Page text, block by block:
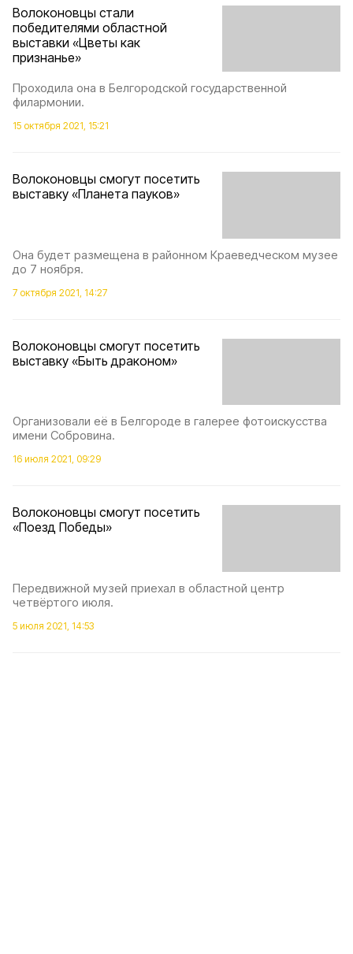
Волоконовцы стали
победителями областной
выставки «Цветы как
признанье»
Проходила она в Белгородской государственной
филармонии.
15 октября 2021, 15:21
Волоконовцы смогут посетить
выставку «Планета пауков»
Она будет размещена в районном Краеведческом музее
до 7 ноября.
7 октября 2021, 14:27
Волоконовцы смогут посетить
выставку «Быть драконом»
Организовали её в Белгороде в галерее фотоискусства
имени Собровина.
16 июля 2021, 09:29
Волоконовцы смогут посетить
«Поезд Победы»
Передвижной музей приехал в областной центр
четвёртого июля.
5 июля 2021, 14:53